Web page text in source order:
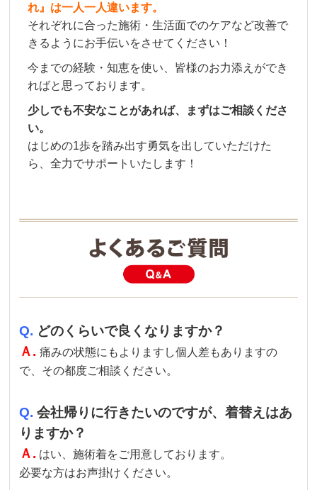
れ』は一人一人違います。
それぞれに合った施術・生活面でのケアなど改善で
きるようにお手伝いをさせてください！
今までの経験・知恵を使い、皆様のお力添えができ
ればと思っております。
少しでも不安なことがあれば、まずはご相談くださ
い。
はじめの1歩を踏み出す勇気を出していただけた
ら、全力でサポートいたします！
Q. どのくらいで良くなりますか？
Ａ. 痛みの状態にもよりますし個人差もありますの
で、その都度ご相談ください。
Q. 会社帰りに行きたいのですが、着替えはあ
りますか？
Ａ. はい、施術着をご用意しております。
必要な方はお声掛けください。